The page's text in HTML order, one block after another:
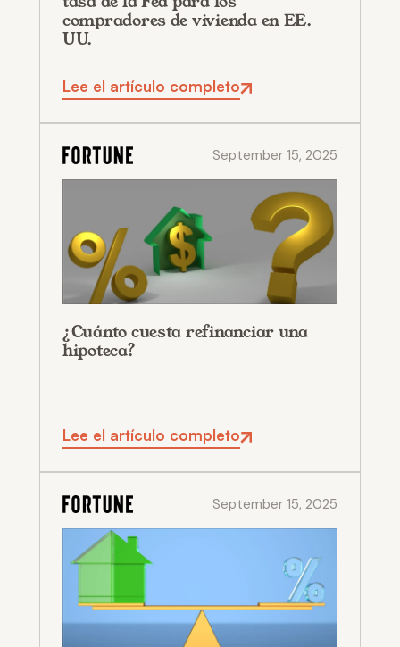
compradores de vivienda en EE.
UU.
Lee el artículo completo
September 15, 2025
¿Cuánto cuesta refinanciar una
hipoteca?
Lee el artículo completo
September 15, 2025